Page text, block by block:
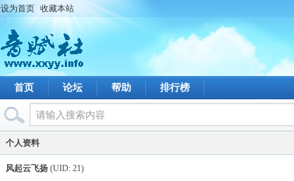
设为首页 收藏本站
首页 论坛 帮助 排行榜
个人资料
风起云飞扬 (UID: 21)